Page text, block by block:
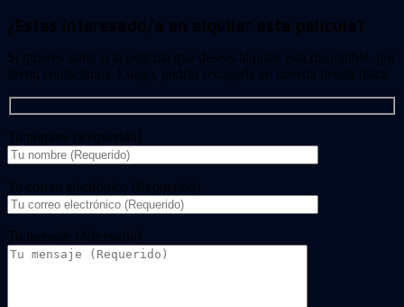
¿Estas interesado/a en alquilar esta película?
Si quieres saber si la película que deseas alquilar está disponible, por
favor, contáctanos. Luego, podrás recogerla en nuestra tienda física.
Tu nombre (Requerido)
Tu correo electrónico (Requerido)
Tu mensaje (Necesario)